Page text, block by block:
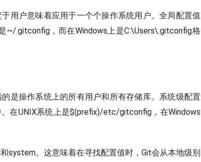
用户意味着应用于一个个操作系统用户。全局配置值
~/.gitconfig，而在Windows上是C:\Users\.gitconfig格
是操作系统上的所有用户和所有存储库。系统级配置
在UNIX系统上是$(prefix)/etc/gitconfig，在Windows
system。这意味着在寻找配置值时，Git会从本地级别